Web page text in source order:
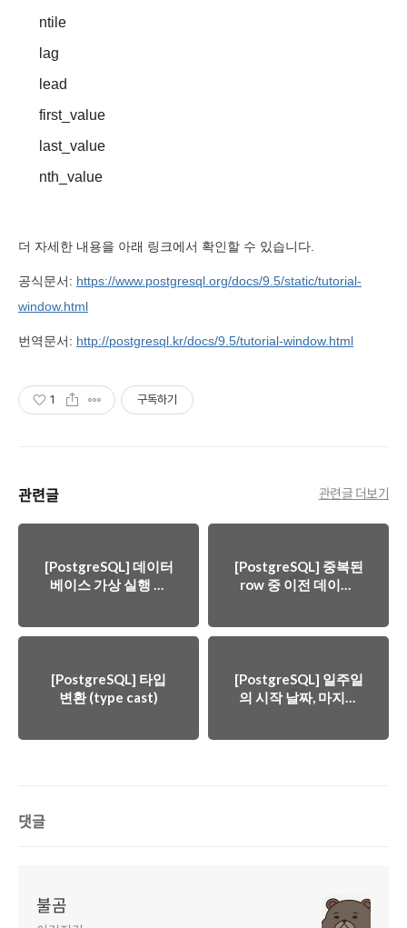
ntile
lag
lead
first_value
last_value
nth_value
더 자세한 내용을 아래 링크에서 확인할 수 있습니다.
공식문서: https://www.postgresql.org/docs/9.5/static/tutorial-
window.html
번역문서: http://postgresql.kr/docs/9.5/tutorial-window.html
1 구독하기
관련글 관련글 더보기
[PostgreSQL] 데이터
베이스 가상 실행 사
[PostgreSQL] 중복된
row 중 이전 데이터,
[PostgreSQL] 타입
변환 (type cast)
[PostgreSQL] 일주일
의 시작 날짜, 마지막
댓글
불곰